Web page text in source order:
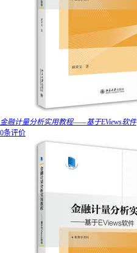
金融计量分析实用教程——基于EViews软件
0条评价